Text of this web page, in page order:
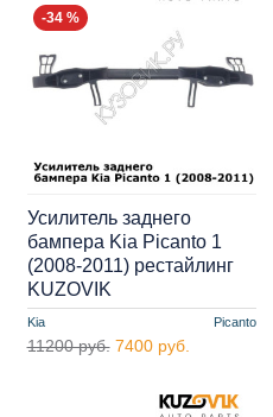
-34 %
Kia Picanto
Усилитель заднего
бампера Kia Picanto 1
(2008-2011) рестайлинг
KUZOVIK
11200 руб. 7400 руб.